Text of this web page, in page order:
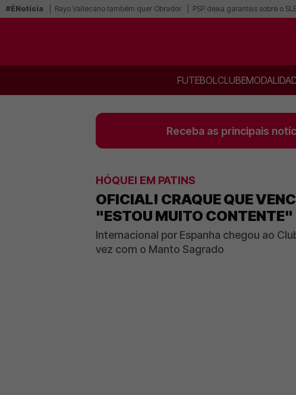
#ÉNotícia Rayo Vallecano também quer Obrador PSP deixa garantias sobre o
FUTEBOLCLUBE
Receba as principais
HÓQUEI EM PATINS
OFICIAL! CRAQUE QUE
"ESTOU MUITO CONTENTE"
Internacional por Espanha chegou ao
vez com o Manto Sagrado